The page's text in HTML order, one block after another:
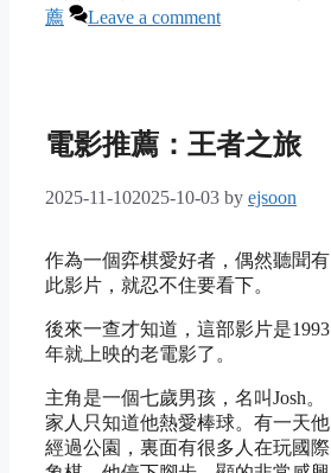
薦
Leave a comment
電影推薦：王者之旅
2025-11-102025-10-03 by ejsoon
作為一個弈棋愛好者，偶然聽聞有
此影片，就忍不住要看下。
後來一查才知道，這部影片是1993
年就上映的老電影了。
主角是一個七歲男孩，名叫Josh。
家人只知道他熱愛棒球。有一天他
經過公園，裏面有很多人在玩國際